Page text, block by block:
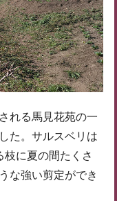
れる馬見花苑の一
た。サルスベリは
に夏の間たくさ
な強い剪定ができ